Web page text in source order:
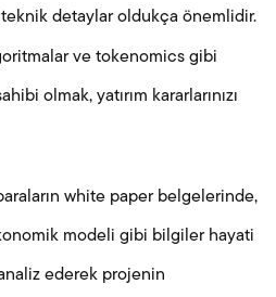
teknik detaylar oldukça önemlidir.
ve tokenomics gibi
olmak, yatırım kararlarınızı
white paper belgelerinde,
modeli gibi bilgiler hayati
ederek projenin